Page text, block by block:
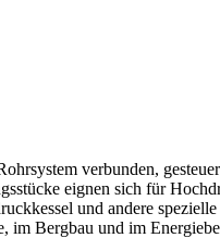
verbunden,
eignen sich für
und andere
im Bergbau und im